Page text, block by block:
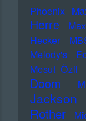
Phoenix
Herre
Hecker
Melody's
Mesut Özil
Doom
Jackson
Rother